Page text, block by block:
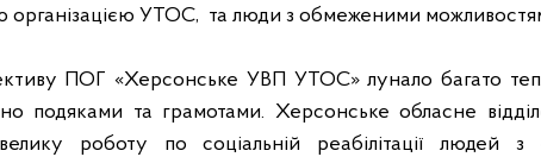
УТОС, та люди з обмеженими
ПОГ «Херсонське УВП УТОС» лунало багато
подяками та грамотами. Херсонське обласне
роботу по соціальній реабілітації людей